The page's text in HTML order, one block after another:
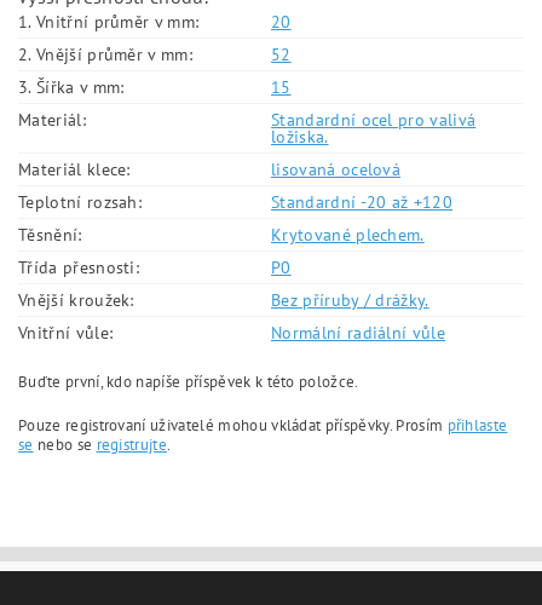
1. Vnitřní průměr v mm:
20
2. Vnější průměr v mm:
52
3. Šířka v mm:
15
Materiál:
Standardní ocel pro valivá
ložiska.
Materiál klece:
lisovaná ocelová
Teplotní rozsah:
Standardní -20 až +120
Těsnění:
Krytované plechem.
Třída přesnosti:
P0
Vnější kroužek:
Bez příruby / drážky.
Vnitřní vůle:
Normální radiální vůle
Buďte první, kdo napíše příspěvek k této položce.
Pouze registrovaní uživatelé mohou vkládat příspěvky. Prosím přihlaste
se nebo se registrujte.